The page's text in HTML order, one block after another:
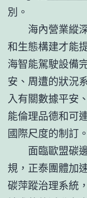
別。
海內營業縱
和生態構建才能
海智能駕駛設備
安、周遭的狀況
入有關數據平安
能倫理品德和可
國際尺度的制訂。
面臨歐盟碳
規，正泰團體加
碳萍蹤治理系統